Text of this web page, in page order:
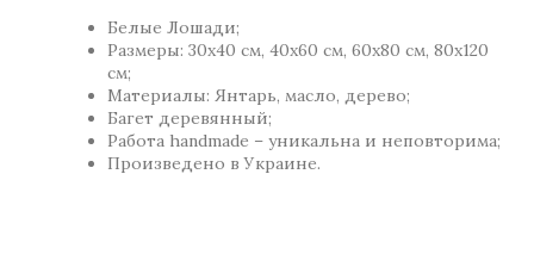
Белые Лошади;
Размеры: 30x40 см, 40x60 см, 60x80 см, 80x120
см;
Материалы: Янтарь, масло, дерево;
Багет деревянный;
Работа handmade – уникальна и неповторима;
Произведено в Украине.